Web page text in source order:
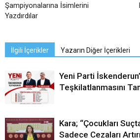
Şampiyonalarına İsimlerini
Yazdırdılar
İlgili İçerikler Yazarın Diğer İçerikleri
Yeni Parti
Teşkilatlanmasını
Kara; “Çocukları
Sadece Cezaları